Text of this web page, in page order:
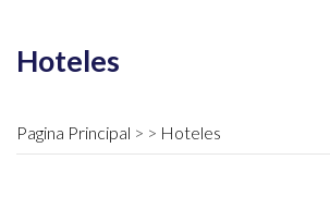
Hoteles
Pagina Principal Hoteles